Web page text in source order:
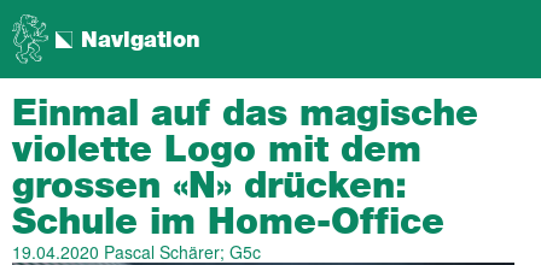
Navigation
Einmal auf das magische
violette Logo mit dem
grossen «N» drücken:
Schule im Home-Office
19.04.2020 Pascal Schärer; G5c